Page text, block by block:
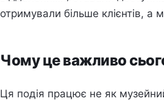
отримували більше клієнтів, а
Чому це важливо
Ця подія працює не як